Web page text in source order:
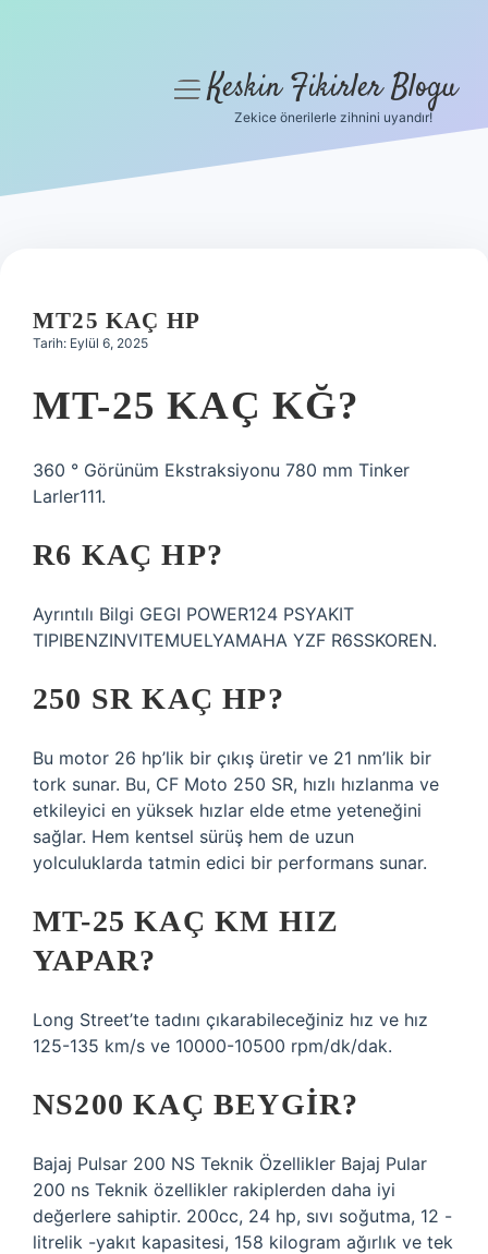
Hakkımızda
menüyüKeskin Fikirler Blogu
Zekice önerilerle zihnini uyandır!
MT25 KAÇ HP
Tarih: Eylül 6, 2025
MT-25 KAÇ KĞ?
360 ° Görünüm Ekstraksiyonu 780 mm Tinker
Larler111.
R6 KAÇ HP?
Ayrıntılı Bilgi GEGI POWER124 PSYAKIT
TIPIBENZINVITEMUELYAMAHA YZF R6SSKOREN.
250 SR KAÇ HP?
Bu motor 26 hp’lik bir çıkış üretir ve 21 nm’lik bir
tork sunar. Bu, CF Moto 250 SR, hızlı hızlanma ve
etkileyici en yüksek hızlar elde etme yeteneğini
sağlar. Hem kentsel sürüş hem de uzun
yolculuklarda tatmin edici bir performans sunar.
MT-25 KAÇ KM HIZ
YAPAR?
Long Street’te tadını çıkarabileceğiniz hız ve hız
125-135 km/s ve 10000-10500 rpm/dk/dak.
NS200 KAÇ BEYGIR?
Bajaj Pulsar 200 NS Teknik Özellikler Bajaj Pular
200 ns Teknik özellikler rakiplerden daha iyi
değerlere sahiptir. 200cc, 24 hp, sıvı soğutma, 12 -
litrelik -yakıt kapasitesi, 158 kilogram ağırlık ve tek